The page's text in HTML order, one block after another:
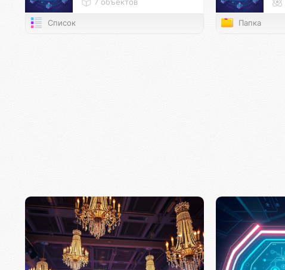
7 объектов
Список Папка